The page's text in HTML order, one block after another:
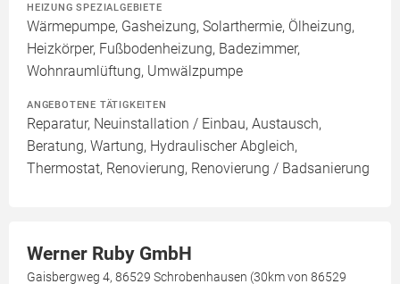
HEIZUNG SPEZIALGEBIETE
Wärmepumpe, Gasheizung, Solarthermie, Ölheizung,
Heizkörper, Fußbodenheizung, Badezimmer,
Wohnraumlüftung, Umwälzpumpe
ANGEBOTENE TÄTIGKEITEN
Reparatur, Neuinstallation / Einbau, Austausch,
Beratung, Wartung, Hydraulischer Abgleich,
Thermostat, Renovierung, Renovierung / Badsanierung
Werner Ruby GmbH
Gaisbergweg 4, 86529 Schrobenhausen (30km von 86529